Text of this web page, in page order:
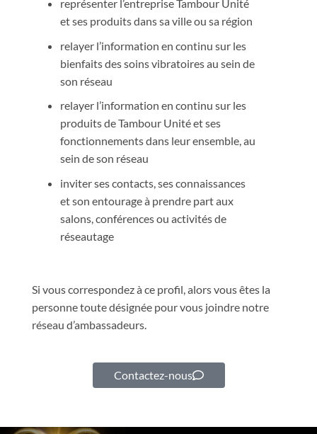
représenter l’entreprise Tambour Unité
et ses produits dans sa ville ou sa région
relayer l’information en continu sur les
bienfaits des soins vibratoires au sein de
son réseau
relayer l’information en continu sur les
produits de Tambour Unité et ses
fonctionnements dans leur ensemble, au
sein de son réseau
inviter ses contacts, ses connaissances
et son entourage à prendre part aux
salons, conférences ou activités de
réseautage
Si vous correspondez à ce profil, alors vous êtes la
personne toute désignée pour vous joindre notre
réseau d’ambassadeurs.
Contactez-nous